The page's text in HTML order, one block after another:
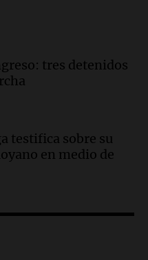
fallos
de propiedad
Nacional
argentina y
tres detenidos
testifica sobre su
en medio de